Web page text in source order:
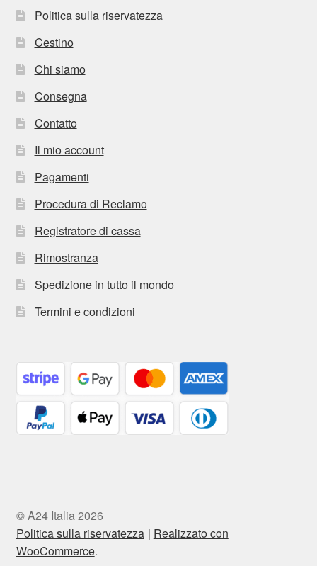
Politica sulla riservatezza
Cestino
Chi siamo
Consegna
Contatto
Il mio account
Pagamenti
Procedura di Reclamo
Registratore di cassa
Rimostranza
Spedizione in tutto il mondo
Termini e condizioni
© A24 Italia 2026
Politica sulla riservatezza
Realizzato con
WooCommerce.